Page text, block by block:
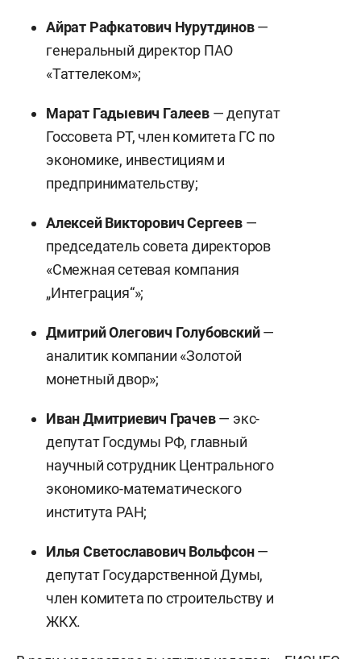
Айрат Рафкатович Нурутдинов—
генеральный директор ПАО
«Таттелеком»;
Марат Гадыевич Галеев— депутат
Госсовета РТ, член комитета ГС по
экономике, инвестициям и
предпринимательству;
Алексей Викторович Сергеев—
председатель совета директоров
«Смежная сетевая компания
„Интеграция“»;
Дмитрий Олегович Голубовский—
аналитик компании «Золотой
монетный двор»;
Иван Дмитриевич Грачев— экс-
депутат Госдумы РФ, главный
научный сотрудник Центрального
экономико-математического
института РАН;
Илья Светославович Вольфсон—
депутат Государственной Думы,
член комитета по строительству и
ЖКХ.